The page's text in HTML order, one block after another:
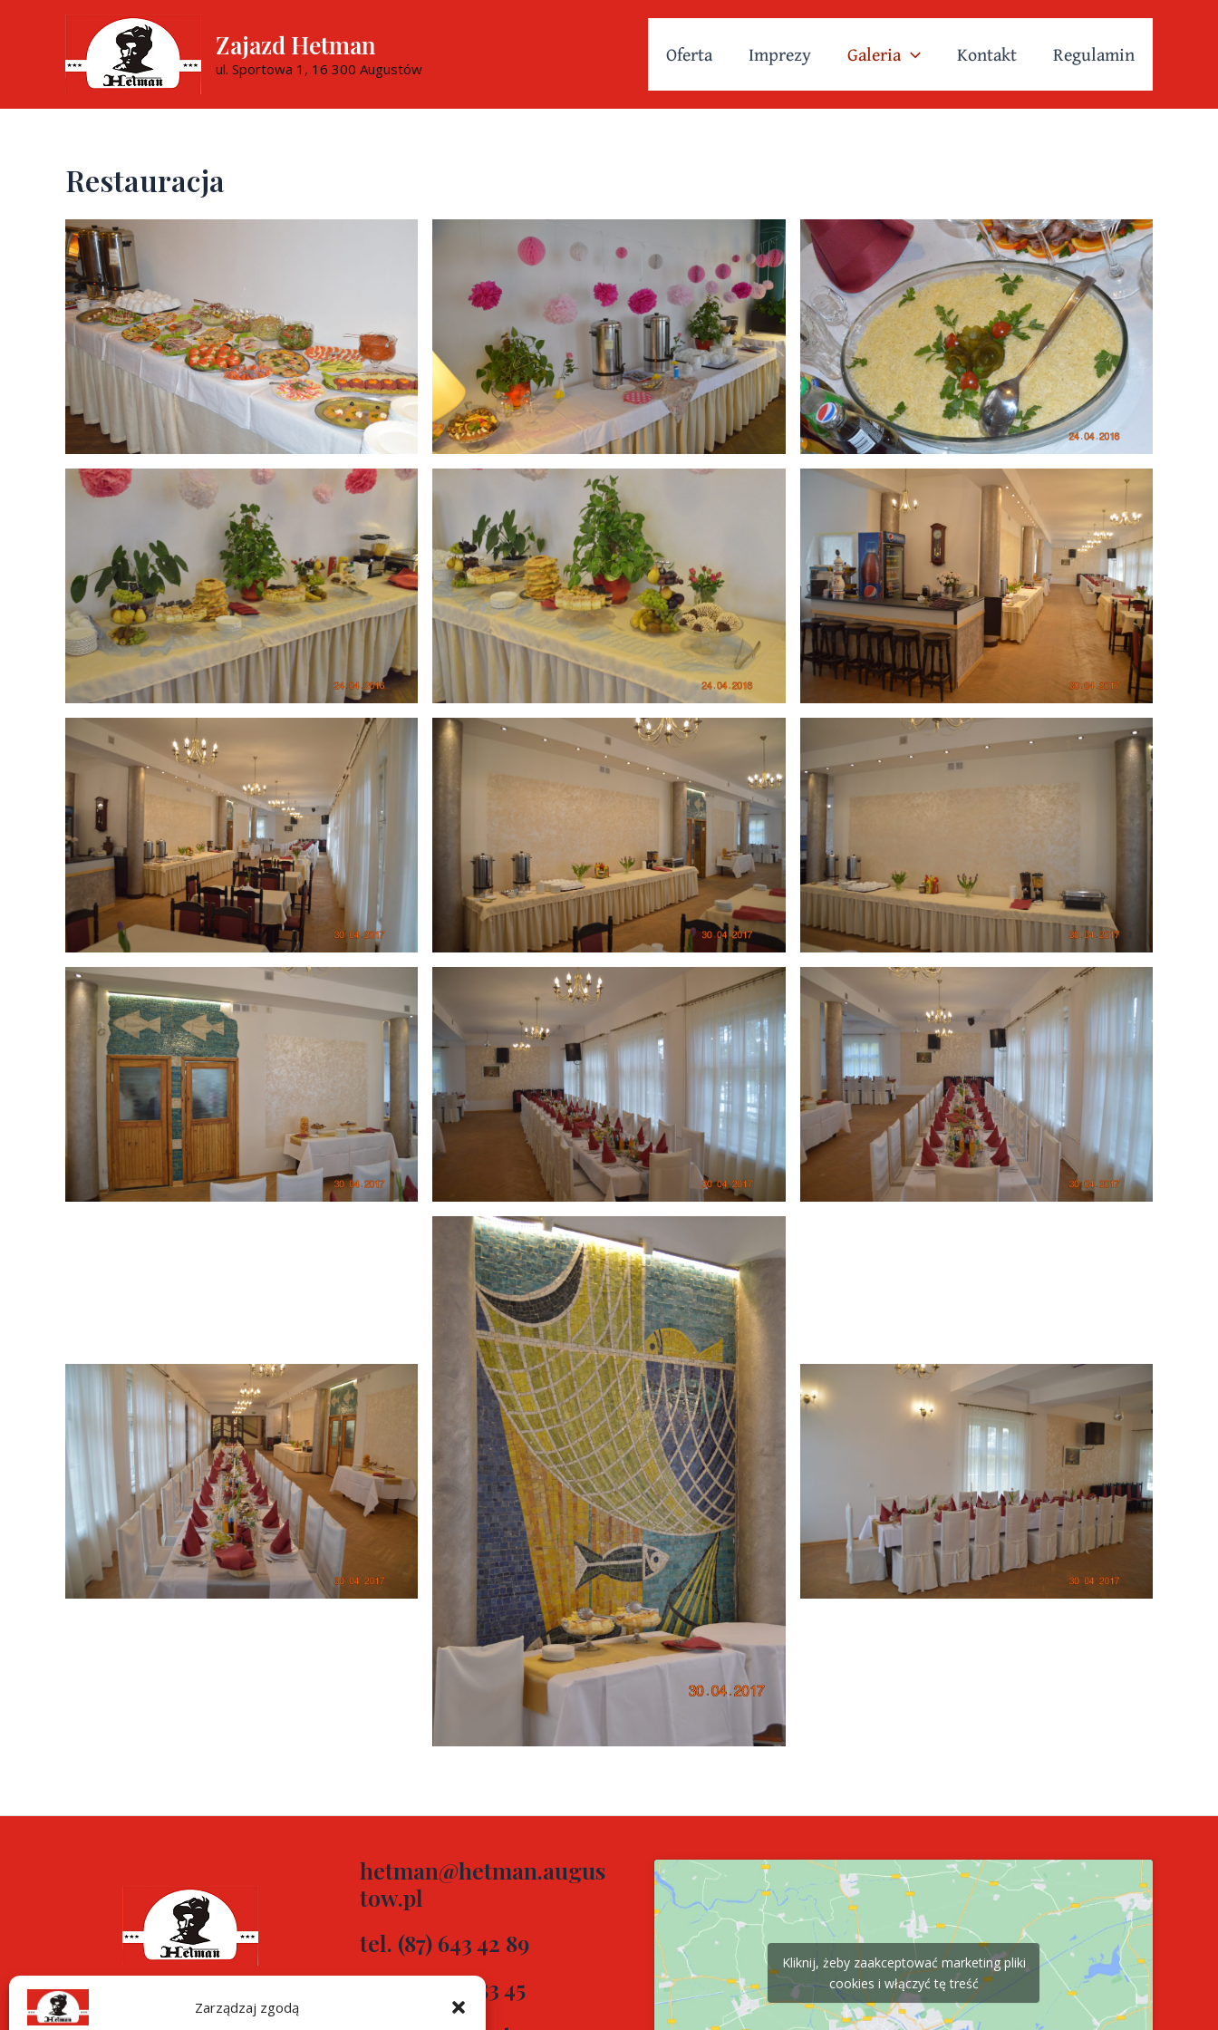
Zarządzaj zgodą
Zajazd Hetman
ul. Sportowa 1, 16 300 Augustów
Oferta Imprezy Galeria Kontakt Regulamin
Restauracja
Zajazd turystyczny
hetman@hetman.augus
tow.pl
tel. (87) 643 42 89
tel. (87) 644 53 45
Kliknij, żeby zaakceptować marketing pliki
cookies i włączyć tę treść